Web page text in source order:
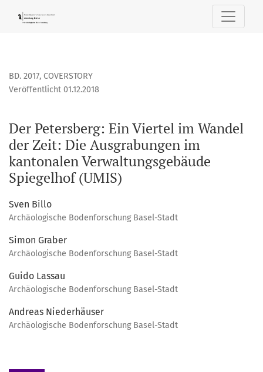
BD. 2017, COVERSTORY
Der Petersberg: Ein Viertel im Wandel
der Zeit: Die Ausgrabungen im
kantonalen Verwaltungsgebäude
Spiegelhof (UMIS)
Veröffentlicht 01.12.2018
Sven Billo
Archäologische Bodenforschung Basel-Stadt
Simon Graber
Archäologische Bodenforschung Basel-Stadt
Guido Lassau
Archäologische Bodenforschung Basel-Stadt
Andreas Niederhäuser
Archäologische Bodenforschung Basel-Stadt